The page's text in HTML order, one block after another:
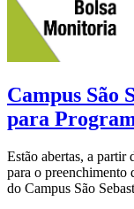
Campus São
para
Estão abertas, a partir
para o preenchimento
do Campus São